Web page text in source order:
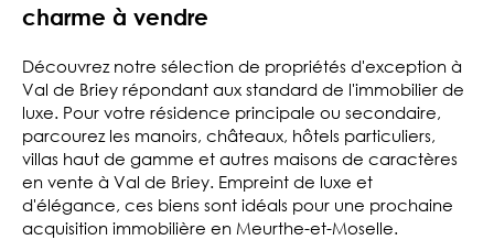
charme à vendre
Découvrez notre sélection de propriétés d'exception à
Val de Briey répondant aux standard de l'immobilier de
luxe. Pour votre résidence principale ou secondaire,
parcourez les manoirs, châteaux, hôtels particuliers,
villas haut de gamme et autres maisons de caractères
en vente à Val de Briey. Empreint de luxe et
d'élégance, ces biens sont idéals pour une prochaine
acquisition immobilière en Meurthe-et-Moselle.